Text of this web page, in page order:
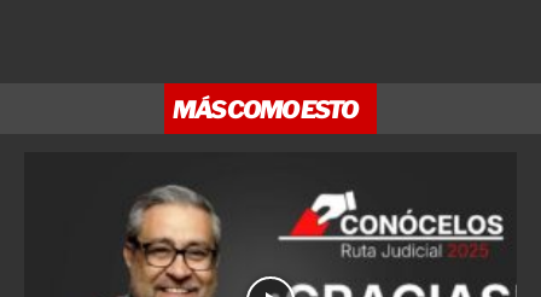
MÁS COMO ESTO